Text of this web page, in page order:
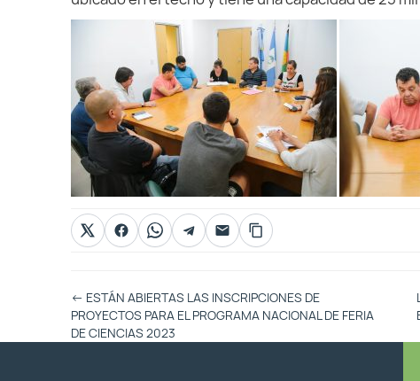
Otras
Entradas
← ESTÁN ABIERTAS LAS INSCRIPCIONES DE
PROYECTOS PARA EL PROGRAMA NACIONAL DE FERIA
DE CIENCIAS 2023